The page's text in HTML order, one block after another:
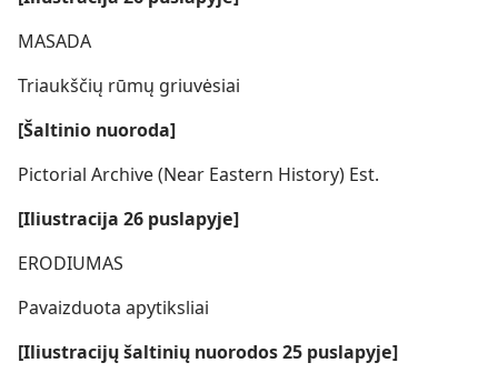
MASADA
Triaukščių rūmų griuvėsiai
[Šaltinio nuoroda]
Pictorial Archive (Near Eastern History) Est.
[Iliustracija 26 puslapyje]
ERODIUMAS
Pavaizduota apytiksliai
[Iliustracijų šaltinių nuorodos 25 puslapyje]